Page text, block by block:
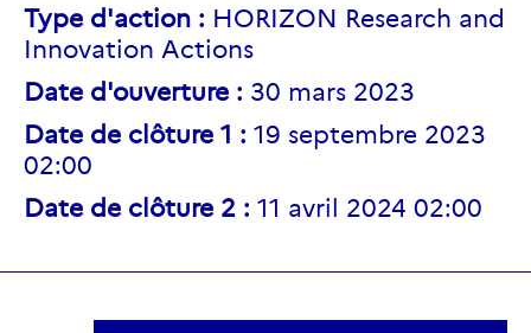
Type d'action : HORIZON Research and
Innovation Actions
Date d'ouverture : 30 mars 2023
Date de clôture 1 : 19 septembre 2023
02:00
Date de clôture 2 : 11 avril 2024 02:00